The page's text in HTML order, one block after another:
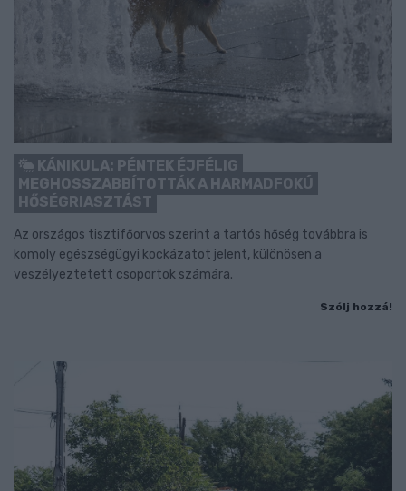
KÁNIKULA: PÉNTEK ÉJFÉLIG
MEGHOSSZABBÍTOTTÁK A HARMADFOKÚ
HŐSÉGRIASZTÁST
Az országos tisztifőorvos szerint a tartós hőség továbbra is
komoly egészségügyi kockázatot jelent, különösen a
veszélyeztetett csoportok számára.
Szólj hozzá!